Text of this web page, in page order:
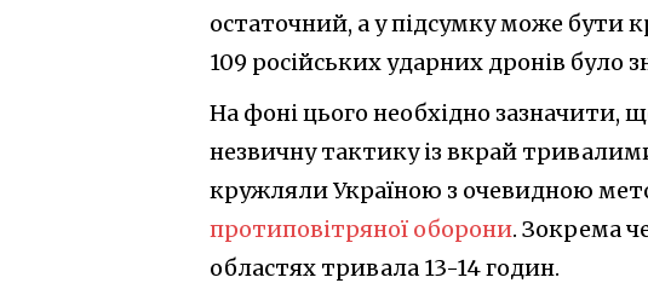
остаточний, а у підсумку може бути
109 російських ударних дронів було
На фоні цього необхідно зазначити,
незвичну тактику із вкрай
кружляли Україною з очевидною
протиповітряної оборони. Зокрема
областях тривала 13-14 годин.